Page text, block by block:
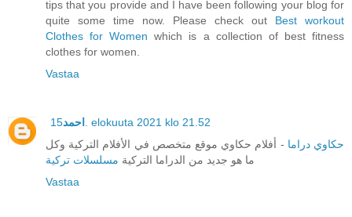
tips that you provide and I have been following your blog for
quite some time now. Please check out Best workout
Clothes for Women which is a collection of best fitness
clothes for women.
Vastaa
احمد
15. elokuuta 2021 klo 21.52
حكاوي دراما - أفلام حكاوي موقع متخصص في الأفلام التركية وكل
ما هو جديد من الدراما التركية مسلسلات تركية
Vastaa